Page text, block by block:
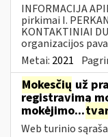
INFORMACIJA
pirkimai I.
KONTAKTINIAI
organizacijos
Metai: 2021
Mokesčių už
registravimą
mokėjimo...
Web turinio